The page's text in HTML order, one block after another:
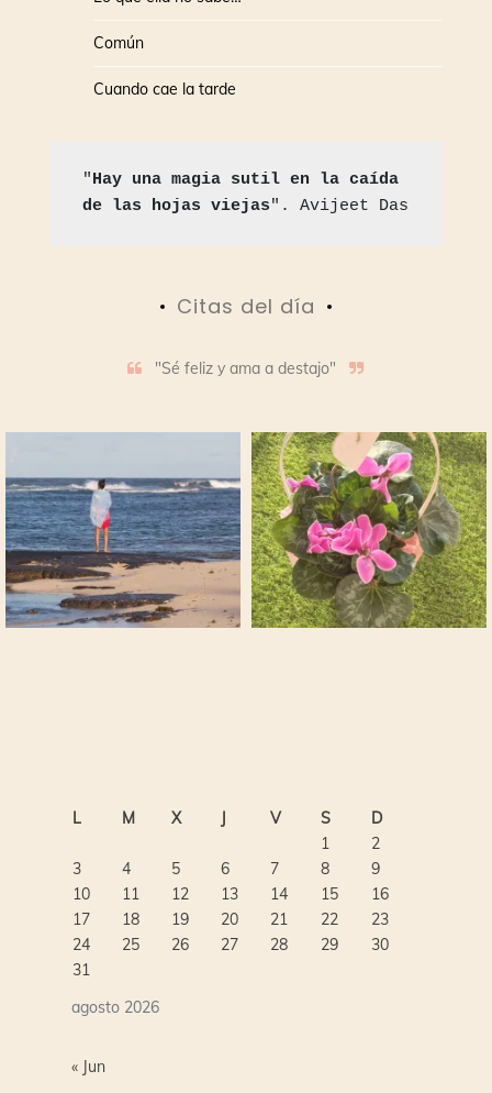
Común
Cuando cae la tarde
"Hay una magia sutil en la caída
de las hojas viejas". Avijeet Das
Citas del día
"Sé feliz y ama a destajo"
agosto 2026
L M X J V S
D
1
2
3
4 5 6 7 8
9
10
11 12 13 14 15
16
17
18 19 20 21 22
23
24
25 26 27 28 29
30
31
« Jun